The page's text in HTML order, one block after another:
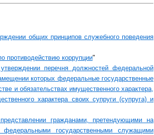
общих принципов служебного поведения
противодействию коррупции"
перечня должностей федеральной
которых федеральные государственные
и обязательствах имущественного характера,
характера своих супруги (супруга) и
гражданами, претендующими на
государственными служащими